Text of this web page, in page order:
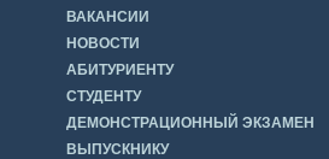
ВАКАНСИИ
НОВОСТИ
АБИТУРИЕНТУ
СТУДЕНТУ
ДЕМОНСТРАЦИОННЫЙ ЭКЗАМЕН
ВЫПУСКНИКУ